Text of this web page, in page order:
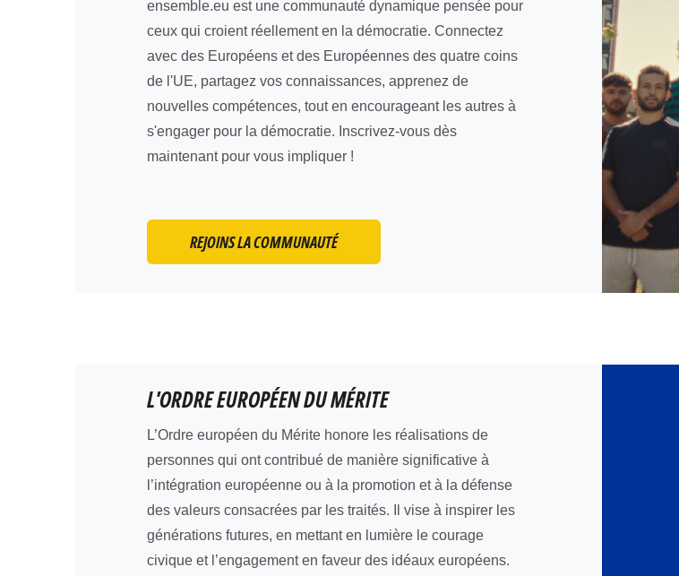
ensemble.eu est une communauté dynamique pensée pour
ceux qui croient réellement en la démocratie. Connectez
avec des Européens et des Européennes des quatre coins
de l'UE, partagez vos connaissances, apprenez de
nouvelles compétences, tout en encourageant les autres à
s'engager pour la démocratie. Inscrivez-vous dès
maintenant pour vous impliquer !
REJOINS LA COMMUNAUTÉ
L'ORDRE EUROPÉEN DU MÉRITE
L’Ordre européen du Mérite honore les réalisations de
personnes qui ont contribué de manière significative à
l’intégration européenne ou à la promotion et à la défense
des valeurs consacrées par les traités. Il vise à inspirer les
générations futures, en mettant en lumière le courage
civique et l’engagement en faveur des idéaux européens.